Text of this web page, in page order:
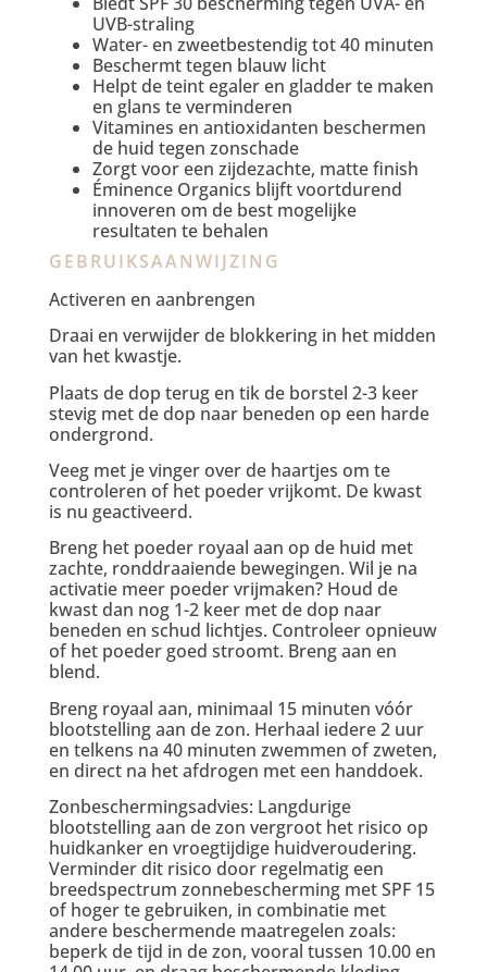
UVB-straling
Water- en zweetbestendig tot 40 minuten
Beschermt tegen blauw licht
Helpt de teint egaler en gladder te maken
en glans te verminderen
Vitamines en antioxidanten beschermen
de huid tegen zonschade
Zorgt voor een zijdezachte, matte finish
Éminence Organics blijft voortdurend
innoveren om de best mogelijke
resultaten te behalen
GEBRUIKSAANWIJZING
Activeren en aanbrengen
Draai en verwijder de blokkering in het midden
van het kwastje.
Plaats de dop terug en tik de borstel 2-3 keer
stevig met de dop naar beneden op een harde
ondergrond.
Veeg met je vinger over de haartjes om te
controleren of het poeder vrijkomt. De kwast
is nu geactiveerd.
Breng het poeder royaal aan op de huid met
zachte, ronddraaiende bewegingen. Wil je na
activatie meer poeder vrijmaken? Houd de
kwast dan nog 1-2 keer met de dop naar
beneden en schud lichtjes. Controleer opnieuw
of het poeder goed stroomt. Breng aan en
blend.
Breng royaal aan, minimaal 15 minuten vóór
blootstelling aan de zon. Herhaal iedere 2 uur
en telkens na 40 minuten zwemmen of zweten,
en direct na het afdrogen met een handdoek.
Zonbeschermingsadvies: Langdurige
blootstelling aan de zon vergroot het risico op
huidkanker en vroegtijdige huidveroudering.
Verminder dit risico door regelmatig een
breedspectrum zonnebescherming met SPF 15
of hoger te gebruiken, in combinatie met
andere beschermende maatregelen zoals:
beperk de tijd in de zon, vooral tussen 10.00 en